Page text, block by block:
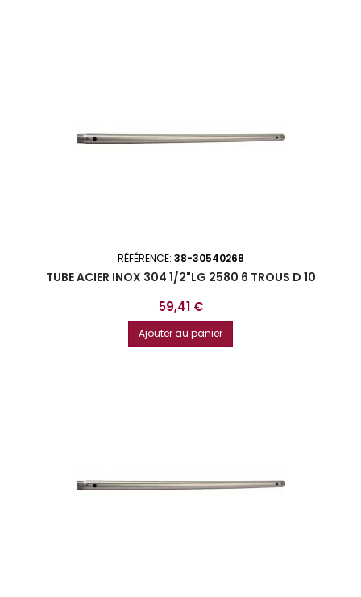
RÉFÉRENCE: 38-30540268
TUBE ACIER INOX 304 1/2"LG 2580 6 TROUS D 10
Prix
59,41 €
Ajouter au panier